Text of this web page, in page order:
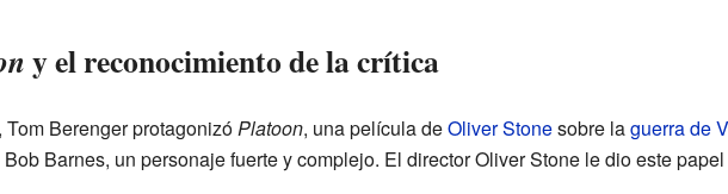
y el reconocimiento de la crítica
Tom Berenger protagonizóPlatoon, una película deOliver Stonesobre laguerra de
Barnes, un personaje fuerte y complejo. El director Oliver Stone le dio este